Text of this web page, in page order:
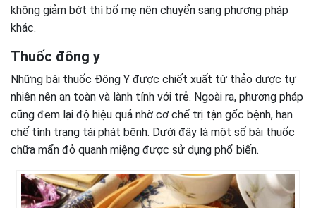
không giảm bớt thì bố mẹ nên chuyển sang phương pháp
khác.
Thuốc đông y
Những bài thuốc Đông Y được chiết xuất từ thảo dược tự
nhiên nên an toàn và lành tính với trẻ. Ngoài ra, phương pháp
cũng đem lại độ hiệu quả nhờ cơ chế trị tận gốc bệnh, hạn
chế tình trạng tái phát bệnh. Dưới đây là một số bài thuốc
chữa mẩn đỏ quanh miệng được sử dụng phổ biến.